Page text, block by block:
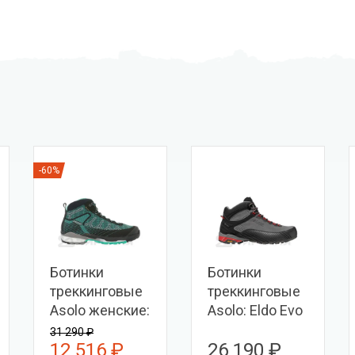
-60%
Ботинки
треккинговые
Asolo женские:
Falcon Evo
Jaquard GV ML
31 290 ₽
12 516 ₽
Ботинки
треккинговые
Asolo: Eldo Evo
26 190 ₽